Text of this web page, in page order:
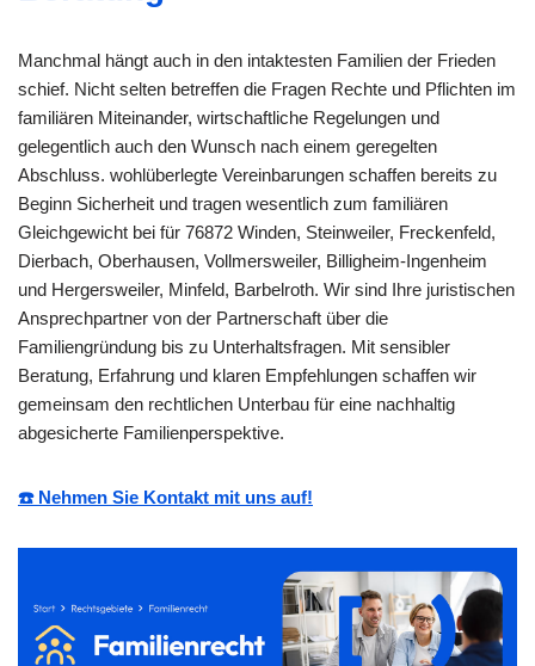
Manchmal hängt auch in den intaktesten Familien der Frieden
schief. Nicht selten betreffen die Fragen Rechte und Pflichten im
familiären Miteinander, wirtschaftliche Regelungen und
gelegentlich auch den Wunsch nach einem geregelten
Abschluss. wohlüberlegte Vereinbarungen schaffen bereits zu
Beginn Sicherheit und tragen wesentlich zum familiären
Gleichgewicht bei für 76872 Winden, Steinweiler, Freckenfeld,
Dierbach, Oberhausen, Vollmersweiler, Billigheim-Ingenheim
und Hergersweiler, Minfeld, Barbelroth. Wir sind Ihre juristischen
Ansprechpartner von der Partnerschaft über die
Familiengründung bis zu Unterhaltsfragen. Mit sensibler
Beratung, Erfahrung und klaren Empfehlungen schaffen wir
gemeinsam den rechtlichen Unterbau für eine nachhaltig
abgesicherte Familienperspektive.
☎️ Nehmen Sie Kontakt mit uns auf!